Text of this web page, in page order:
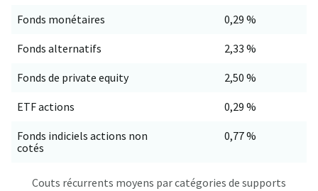
Fonds monétaires 0,29 %
Fonds alternatifs 2,33 %
Fonds de private equity 2,50 %
ETF actions 0,29 %
Fonds indiciels actions non
cotés
0,77 %
Couts récurrents moyens par catégories de supports